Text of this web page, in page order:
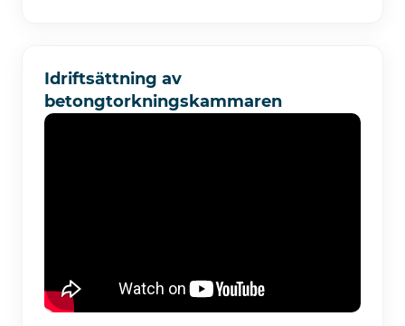
Idriftsättning av
betongtorkningskammaren